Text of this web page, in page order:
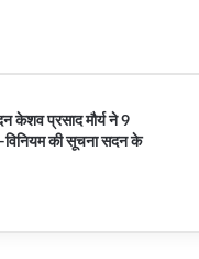
केशव प्रसाद मौर्य ने 9
की सूचना सदन के